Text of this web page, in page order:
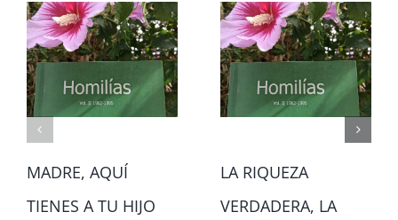
MADRE, AQUÍ
TIENES A TU HIJO
LA RIQUEZA
VERDADERA, LA